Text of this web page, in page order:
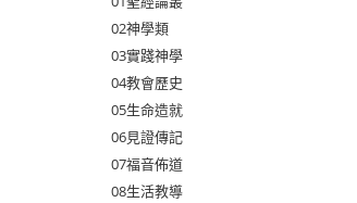
02神學類
03實踐神學
04教會歷史
05生命造就
06見證傳記
07福音佈道
08生活教導